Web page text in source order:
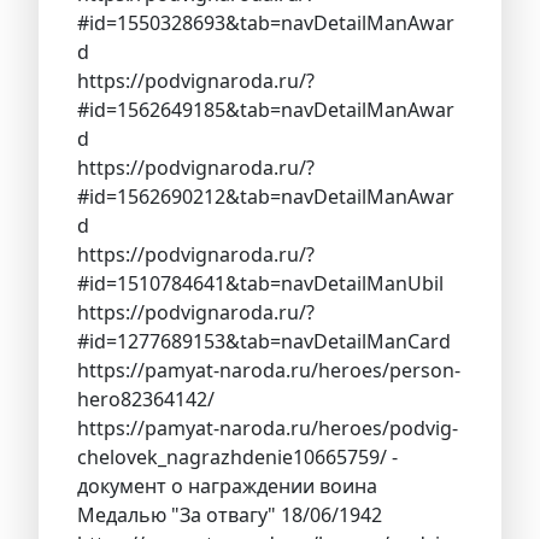
#id=1550328693&tab=navDetailManAwar
d
https://podvignaroda.ru/?
#id=1562649185&tab=navDetailManAwar
d
https://podvignaroda.ru/?
#id=1562690212&tab=navDetailManAwar
d
https://podvignaroda.ru/?
#id=1510784641&tab=navDetailManUbil
https://podvignaroda.ru/?
#id=1277689153&tab=navDetailManCard
https://pamyat-naroda.ru/heroes/person-
hero82364142/
https://pamyat-naroda.ru/heroes/podvig-
chelovek_nagrazhdenie10665759/ -
документ о награждении воина
Медалью "За отвагу" 18/06/1942